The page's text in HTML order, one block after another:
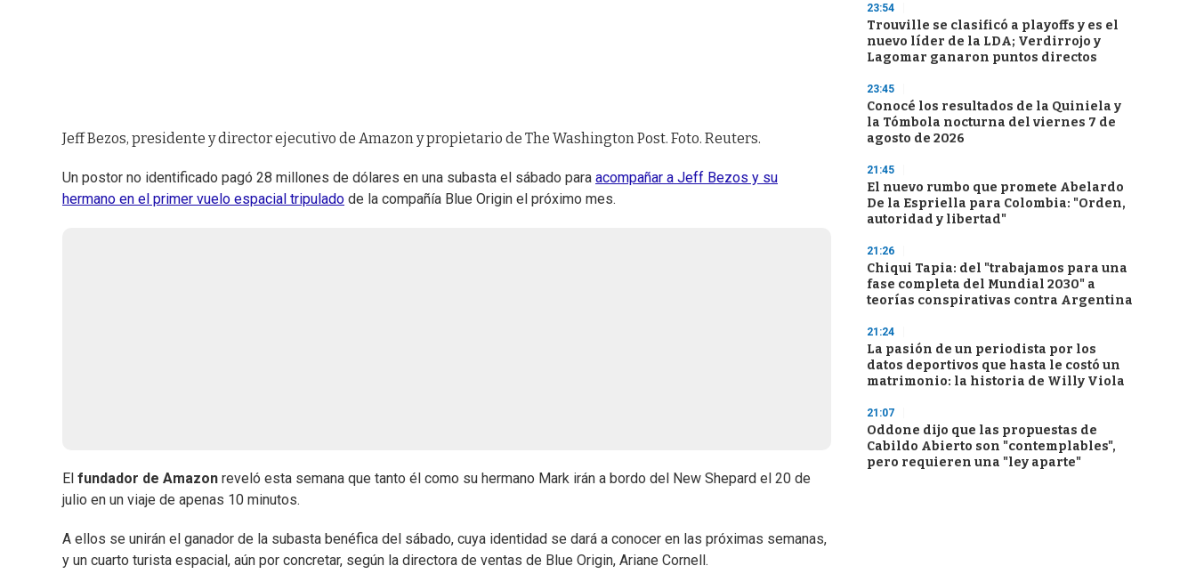
Jeff Bezos, presidente y director ejecutivo de Amazon y propietario de The Washington Post. Foto. Reuters.
Un postor no identificado pagó 28 millones de dólares en una subasta el sábado para acompañar a Jeff Bezos y su
hermano en el primer vuelo espacial tripulado de la compañía Blue Origin el próximo mes.
El fundador de Amazon reveló esta semana que tanto él como su hermano Mark irán a bordo del New Shepard el 20 de
julio en un viaje de apenas 10 minutos.
A ellos se unirán el ganador de la subasta benéfica del sábado, cuya identidad se dará a conocer en las próximas semanas,
y un cuarto turista espacial, aún por concretar, según la directora de ventas de Blue Origin, Ariane Cornell.
23:54
Trouville se clasificó a playoffs y es el
nuevo líder de la LDA; Verdirrojo y
Lagomar ganaron puntos directos
23:45
Conocé los resultados de la Quiniela y
la Tómbola nocturna del viernes 7 de
agosto de 2026
21:45
El nuevo rumbo que promete Abelardo
De la Espriella para Colombia: "Orden,
autoridad y libertad"
21:26
Chiqui Tapia: del "trabajamos para una
fase completa del Mundial 2030" a
teorías conspirativas contra Argentina
21:24
La pasión de un periodista por los
datos deportivos que hasta le costó un
matrimonio: la historia de Willy Viola
21:07
Oddone dijo que las propuestas de
Cabildo Abierto son "contemplables",
pero requieren una "ley aparte"